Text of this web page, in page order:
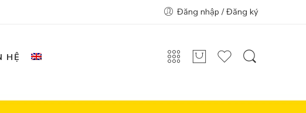
Đăng nhập / Đăng ký
HỆ